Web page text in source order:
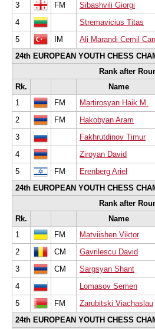
3
FM Sibashvili Giorgi
4
Stremavicius Titas
5
IM Ali Marandi Cemil Can
24th EUROPEAN YOUTH CHESS
Rank after
Rk.
Name
1
FM Martirosyan Haik M.
2
FM Hakobyan Aram
3
Fakhrutdinov Timur
4
Ziroyan David
5
FM Erenberg Ariel
24th EUROPEAN YOUTH CHESS
Rank after
Rk.
Name
1
FM Matviishen Viktor
2
CM Gavrilescu David
3
CM Sargsyan Shant
4
Lomasov Semen
5
FM Zarubitski Viachaslau
24th EUROPEAN YOUTH CHESS